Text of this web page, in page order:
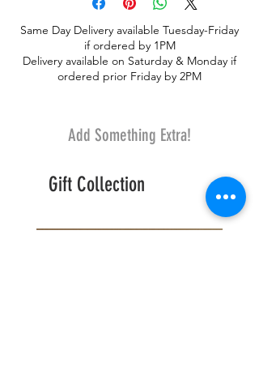
Same Day Delivery available Tuesday-Friday
if ordered by 1PM
Delivery available on Saturday & Monday if
ordered prior Friday by 2PM
Add Something Extra!
Gift Collection